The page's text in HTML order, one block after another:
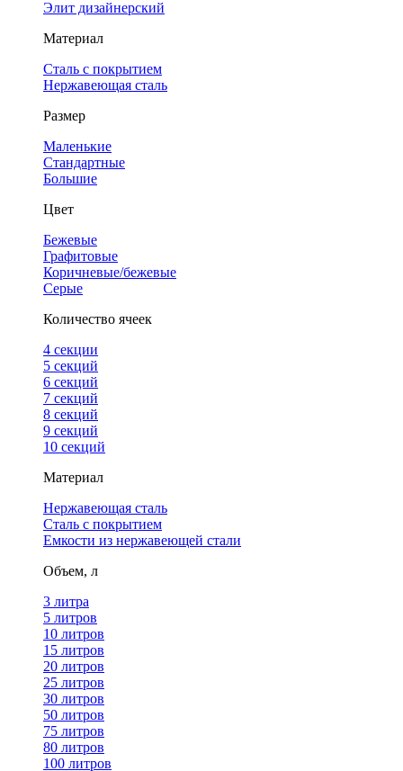
Элит дизайнерский
Материал
Сталь с покрытием
Нержавеющая сталь
Размер
Маленькие
Стандартные
Большие
Цвет
Бежевые
Графитовые
Коричневые/бежевые
Серые
Количество ячеек
4 cекции
5 секций
6 секций
7 секций
8 секций
9 секций
10 секций
Материал
Нержавеющая сталь
Сталь с покрытием
Емкости из нержавеющей стали
Объем, л
3 литра
5 литров
10 литров
15 литров
20 литров
25 литров
30 литров
50 литров
75 литров
80 литров
100 литров